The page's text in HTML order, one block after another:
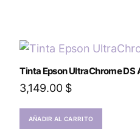
Tinta Epson UltraChrome DS
3,149.00 $
AÑADIR AL CARRITO